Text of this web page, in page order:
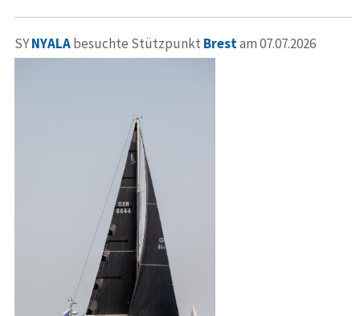
SYNYALAbesuchte Stützpunkt Brestam 07.07.2026